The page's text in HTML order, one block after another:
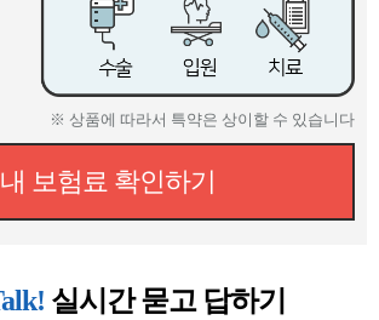
※ 상품에 따라서 특약은 상이할 수 있습니다
내 보험료 확인하기